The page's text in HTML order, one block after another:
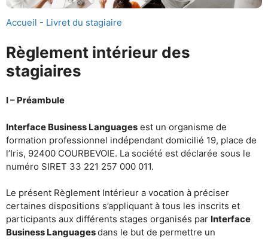
Accueil - Livret du stagiaire
Règlement intérieur des
stagiaires
I – Préambule
Interface Business Languages est un organisme de
formation professionnel indépendant domicilié 19, place de
l’Iris, 92400 COURBEVOIE. La société est déclarée sous le
numéro SIRET 33 221 257 000 011.
Le présent Règlement Intérieur a vocation à préciser
certaines dispositions s’appliquant à tous les inscrits et
participants aux différents stages organisés par Interface
Business Languagesdans le but de permettre un